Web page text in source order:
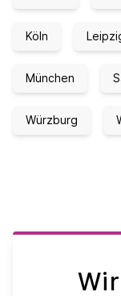
Köln
München
Würzburg